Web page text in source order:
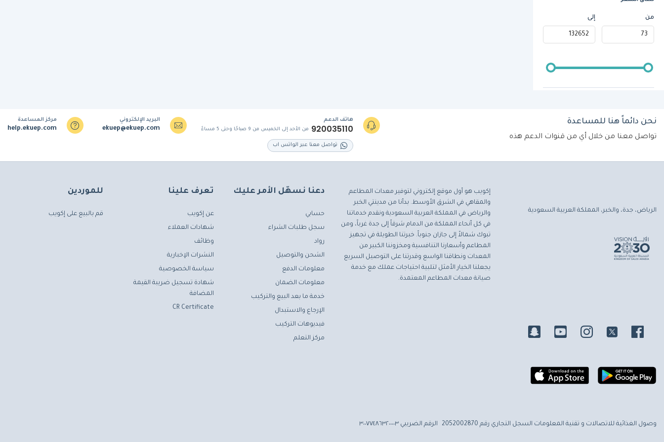
من إلى
نحن دائماً هنا للمساعدة
تواصل معنا من خلال أي من قنوات الدعم هذه
هاتف الدعم
920035110 من الأحد إلى الخميس من 9 صباحًا وحتى 5 مساءً
تواصل معنا عبر الواتس اب
البريد الإلكتروني
ekuep@ekuep.com
مركز المساعدة
help.ekuep.com
الرياض، جدة، والخبر، المملكة العربية السعودية
إكويب هو أول موقع إلكتروني لتوفير معدات المطاعم
والمقاهي في الشرق الأوسط. بدأنا من مدينتي الخبر
والرياض في المملكة العربية السعودية ونقدم خدماتنا
في كل أنحاء المملكة من الدمام شرقاً إلى جدة غرباً، ومن
تبوك شمالاً إلى جازان جنوباً. خبرتنا الطويلة في تجهيز
المطاعم وأسعارنا التنافسية ومخزوننا الكبير من
المعدات ونطاقنا الواسع وقدرتنا على التوصيل السريع
يجعلنا الخيار الأمثل لتلبية احتياجات عملك مع خدمة
صيانة معدات المطاعم المعتمدة.
دعنا نسهّل الأمر عليك
حسابي
سجل طلبات الشراء
رواد
الشحن والتوصيل
معلومات الدفع
معلومات الضمان
خدمة ما بعد البيع والتركيب
الإرجاع والاستبدال
فيديوهات التركيب
مركز التعلم
تعرف علينا
عن إكويب
شهادات العملاء
وظائف
النشرات الإخبارية
سياسة الخصوصية
شهادة تسجيل ضريبة القيمة
المضافة
CR Certificate
للموردين
قم بالبيع على إكويب
وصول الغذائية للاتصالات و تقنية المعلومات السجل التجاري رقم 2052002870 الرقم الضريبي ٣٠٠٧٧٤٨٦٣٢٠٠٠٠٣